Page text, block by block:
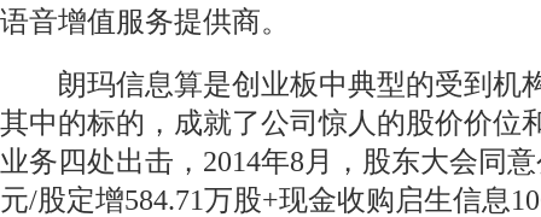
语音增值服务提供商。
朗玛信息算是创业板中典型的受到机
其中的标的，成就了公司惊人的股价价位
业务四处出击，2014年8月，股东大会同
元/股定增584.71万股+现金收购启生信息